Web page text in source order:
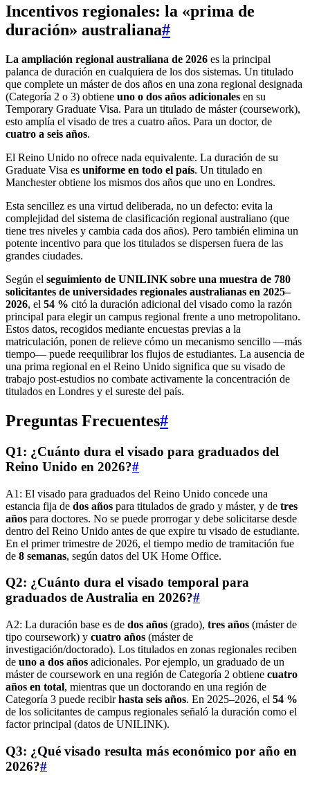
Incentivos regionales: la «prima de
duración» australiana#
La ampliación regional australiana de 2026 es la principal
palanca de duración en cualquiera de los dos sistemas. Un titulado
que complete un máster de dos años en una zona regional designada
(Categoría 2 o 3) obtiene uno o dos años adicionales en su
Temporary Graduate Visa. Para un titulado de máster (coursework),
esto amplía el visado de tres a cuatro años. Para un doctor, de
cuatro a seis años.
El Reino Unido no ofrece nada equivalente. La duración de su
Graduate Visa es uniforme en todo el país. Un titulado en
Manchester obtiene los mismos dos años que uno en Londres.
Esta sencillez es una virtud deliberada, no un defecto: evita la
complejidad del sistema de clasificación regional australiano (que
tiene tres niveles y cambia cada dos años). Pero también elimina un
potente incentivo para que los titulados se dispersen fuera de las
grandes ciudades.
Según el seguimiento de UNILINK sobre una muestra de 780
solicitantes de universidades regionales australianas en 2025–
2026, el 54 % citó la duración adicional del visado como la razón
principal para elegir un campus regional frente a uno metropolitano.
Estos datos, recogidos mediante encuestas previas a la
matriculación, ponen de relieve cómo un mecanismo sencillo —más
tiempo— puede reequilibrar los flujos de estudiantes. La ausencia de
una prima regional en el Reino Unido significa que su visado de
trabajo post-estudios no combate activamente la concentración de
titulados en Londres y el sureste del país.
Preguntas Frecuentes#
Q1: ¿Cuánto dura el visado para graduados del
Reino Unido en 2026?#
A1: El visado para graduados del Reino Unido concede una
estancia fija de dos años para titulados de grado y máster, y de tres
años para doctores. No se puede prorrogar y debe solicitarse desde
dentro del Reino Unido antes de que expire tu visado de estudiante.
En el primer trimestre de 2026, el tiempo medio de tramitación fue
de 8 semanas, según datos del UK Home Office.
Q2: ¿Cuánto dura el visado temporal para
graduados de Australia en 2026?#
A2: La duración base es de dos años (grado), tres años (máster de
tipo coursework) y cuatro años (máster de
investigación/doctorado). Los titulados en zonas regionales reciben
de uno a dos años adicionales. Por ejemplo, un graduado de un
máster de coursework en una región de Categoría 2 obtiene cuatro
años en total, mientras que un doctorando en una región de
Categoría 3 puede recibirhasta seis años. En 2025–2026, el 54 %
de los solicitantes de campus regionales señaló la duración como el
factor principal (datos de UNILINK).
Q3: ¿Qué visado resulta más económico por año en
2026?#